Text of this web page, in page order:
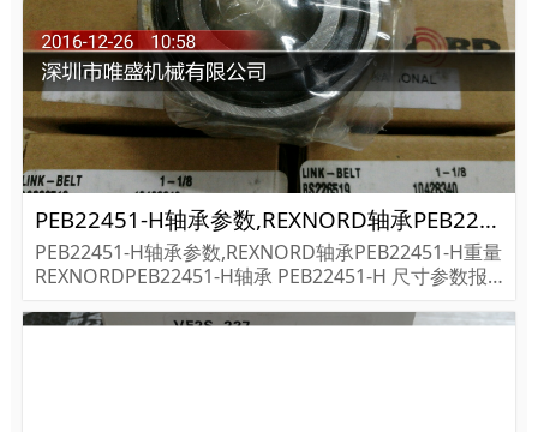
PEB22451-H轴承参数,REXNORD轴承PEB22451-H重量
PEB22451-H轴承参数,REXNORD轴承PEB22451-H重量
REXNORDPEB22451-H轴承 PEB22451-H 尺寸参数报
承PEB22451-H...